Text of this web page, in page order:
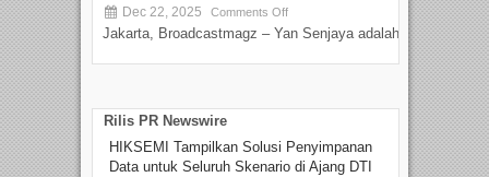
Dec 22, 2025 Comments Off
Jakarta, Broadcastmagz – Yan Senjaya adalah...
Rilis PR Newswire
HIKSEMI Tampilkan Solusi Penyimpanan
Data untuk Seluruh Skenario di Ajang DTI